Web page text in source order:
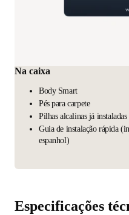
Na caixa
Body Smart
Pés para carpete
Pilhas alcalinas já instaladas
Guia de instalação rápida
espanhol)
Especificações